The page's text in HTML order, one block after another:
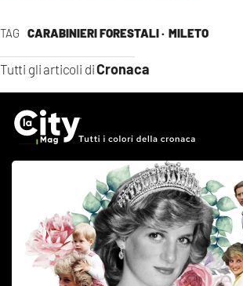
TAG CARABINIERI FORESTALI · MILETO
Tutti gli articoli diCronaca